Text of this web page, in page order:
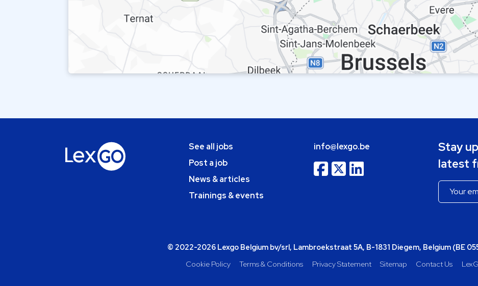
See all jobs
Post a job
News & articles
Trainings & events
info@lexgo.be
Stay
latest
© 2022-2026 Lexgo Belgium bv/srl, Lambroekstraat 5A, B-1831 Diegem, Belgium (BE
Cookie Policy
Terms & Conditions Privacy Statement Sitemap Contact Us